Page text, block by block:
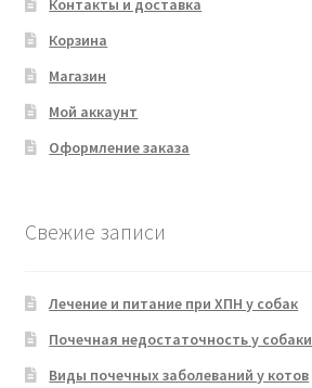
Контакты и доставка
Корзина
Магазин
Мой аккаунт
Оформление заказа
Свежие записи
Лечение и питание при ХПН у собак
Почечная недостаточность у собаки
Виды почечных заболеваний у котов